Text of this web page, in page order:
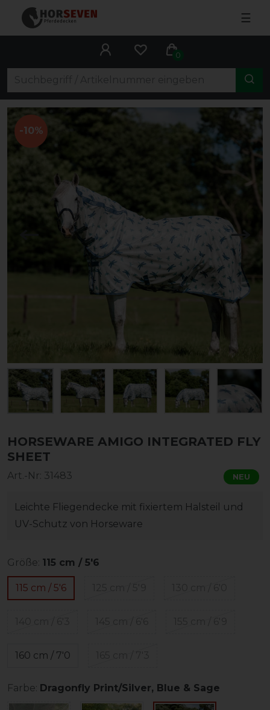
☰
0
-10%
HORSEWARE AMIGO INTEGRATED FLY
SHEET
Art.-Nr: 31483 NEU
Leichte Fliegendecke mit fixiertem Halsteil und
UV-Schutz von Horseware
Größe: 115 cm / 5'6
115 cm / 5'6
160 cm / 7'0
Farbe: Dragonfly Print/Silver, Blue & Sage